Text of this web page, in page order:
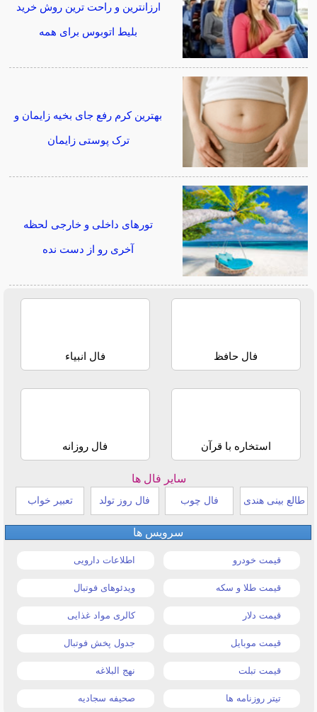
ارزانترین و راحت ترین روش خرید
بلیط اتوبوس برای همه
بهترین کرم رفع جای بخیه زایمان و
ترک پوستی زایمان
تورهای داخلی و خارجی لحظه
آخری رو از دست نده
فال حافظ فال انبیاء
استخاره با قرآن فال روزانه
سایر فال ها
طالع بینی هندی فال چوب فال روز تولد تعبیر خواب
سرویس ها
قیمت خودرو اطلاعات دارویی
قیمت طلا و سکه ویدئوهای فوتبال
قیمت دلار کالری مواد غذایی
قیمت موبایل جدول پخش فوتبال
قیمت تبلت نهج البلاغه
تیتر روزنامه ها صحیفه سجادیه